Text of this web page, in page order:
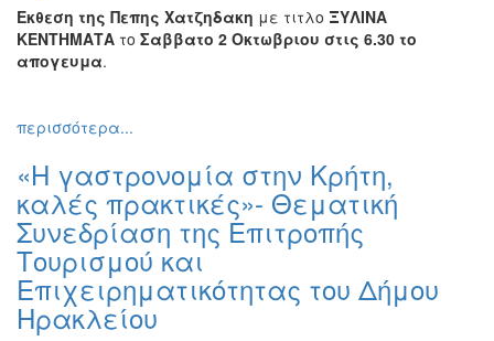
Εκθεση της Πεπης Χατζηδακη με τιτλο ΞΥΛΙΝΑ
ΚΕΝΤΗΜΑΤΑ το Σαββατο 2 Οκτωβριου στις 6.30 το
απογευμα.
περισσότερα...
«Η γαστρονομία στην Κρήτη,
καλές πρακτικές»- Θεματική
Συνεδρίαση της Επιτροπής
Τουρισμού και
Επιχειρηματικότητας του Δήμου
Ηρακλείου